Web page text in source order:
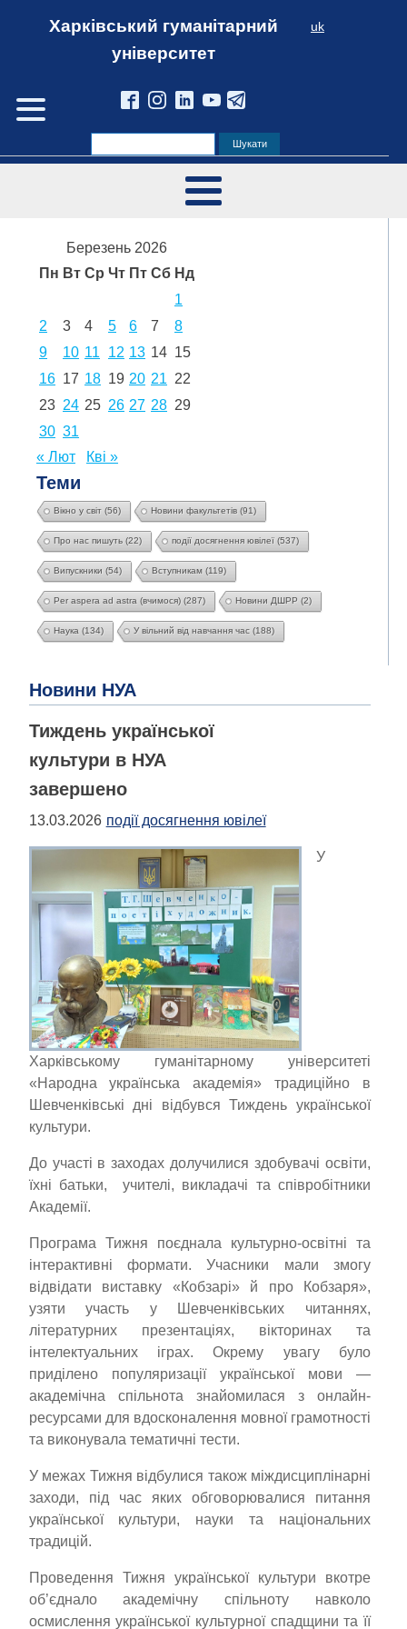
Харківський гуманітарний
університет
uk
Березень 2026
Пн Вт Ср Чт Пт Сб Нд
1
2
3 4 5 6 7
8
9
10 11 12 13 14 15
16 17 18 19 20 21 22
23 24 25 26 27 28 29
30 31
« Лют
Кві »
Теми
Вікно у світ (56) Новини факультетів (91)
Про нас пишуть (22) події досягнення ювілеї (537)
Випускники (54) Вступникам (119)
Per aspera ad astra (вчимося) (287) Новини ДШРР (2)
Наука (134) У вільний від навчання час (188)
Новини НУА
Тиждень української
культури в НУА
завершено
13.03.2026 події досягнення ювілеї
У
Харківському гуманітарному університеті
«Народна українська академія» традиційно в
Шевченківські дні відбувся Тиждень української
культури.
До участі в заходах долучилися здобувачі освіти,
їхні батьки, учителі, викладачі та співробітники
Академії.
Програма Тижня поєднала культурно-освітні та
інтерактивні формати. Учасники мали змогу
відвідати виставку «Кобзарі» й про Кобзаря»,
узяти участь у Шевченківських читаннях,
літературних презентаціях, вікторинах та
інтелектуальних іграх. Окрему увагу було
приділено популяризації української мови —
академічна спільнота знайомилася з онлайн-
ресурсами для вдосконалення мовної грамотності
та виконувала тематичні тести.
У межах Тижня відбулися також міждисциплінарні
заходи, під час яких обговорювалися питання
української культури, науки та національних
традицій.
Проведення Тижня української культури вкотре
об’єднало академічну спільноту навколо
осмислення української культурної спадщини та її